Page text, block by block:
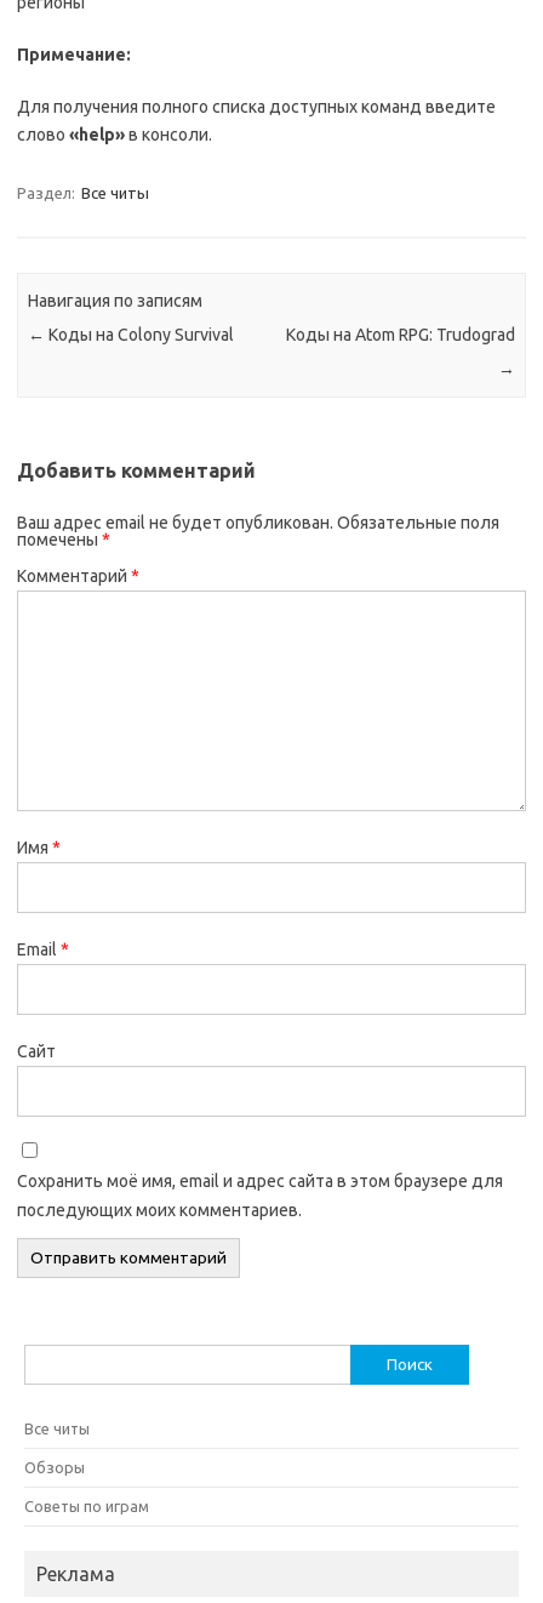
Примечание:
Для получения полного списка доступных команд введите
слово «help»в консоли.
Раздел: Все читы
Навигация по записям
← Коды на Colony Survival
Коды на Atom RPG: Trudograd
→
Добавить комментарий
Ваш адрес email не будет опубликован. Обязательные поля
помечены *
Комментарий *
Имя *
Email *
Сайт
Сохранить моё имя, email и адрес сайта в этом браузере для
последующих моих комментариев.
Все читы
Обзоры
Советы по играм
Реклама